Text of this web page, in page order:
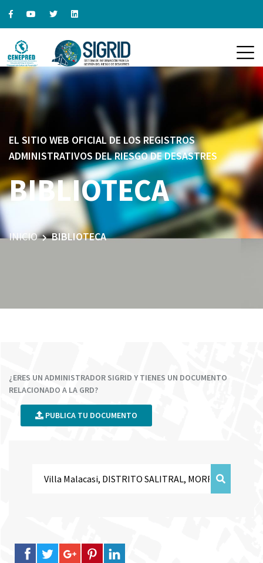
EL SITIO WEB OFICIAL DE LOS REGISTROS
ADMINISTRATIVOS DEL RIESGO DE DESASTRES
BIBLIOTECA
INICIO BIBLIOTECA
¿ERES UN ADMINISTRADOR SIGRID Y TIENES UN DOCUMENTO
RELACIONADO A LA GRD?
PUBLICA TU DOCUMENTO